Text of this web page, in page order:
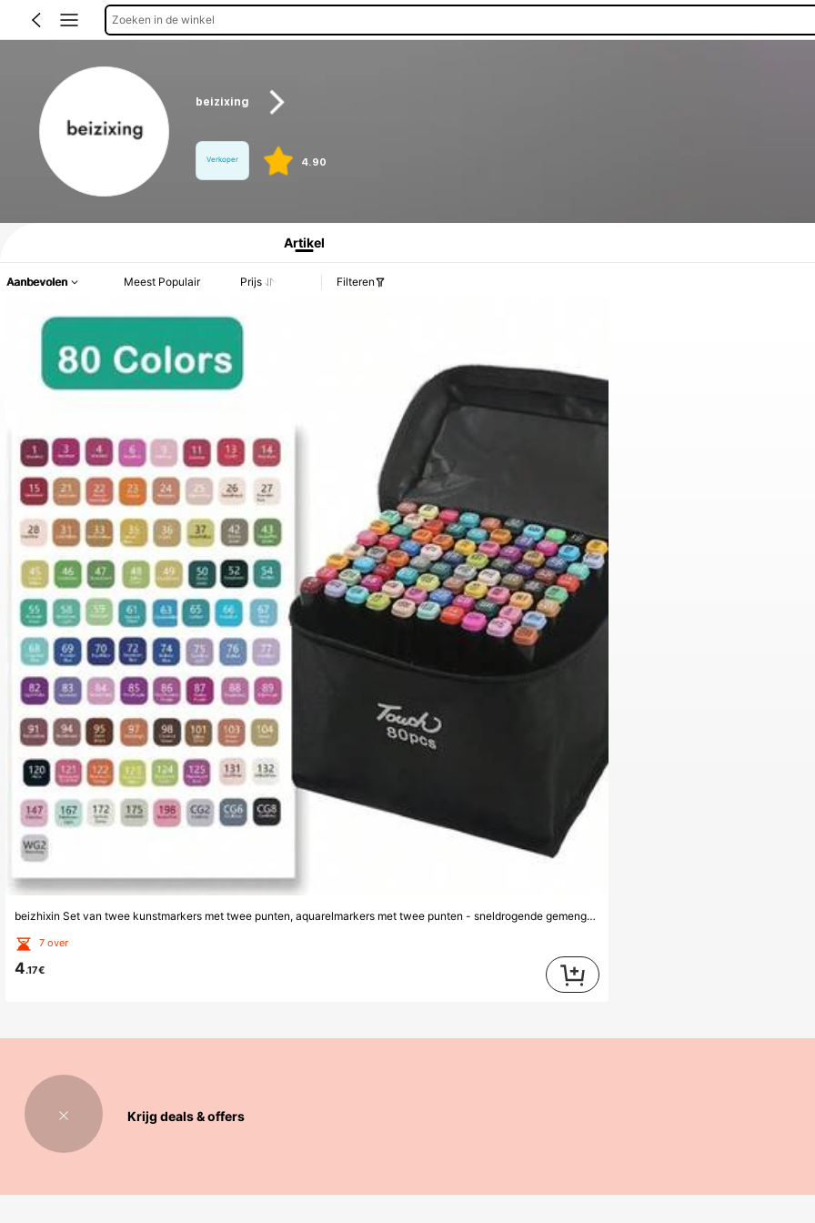
Zoeken in de winkel
beizixing
Verkoper 4.90
Productinformatie: Prijsopenbaring, Verkoop- en Voorraadgegevens.
Artikel
Aanbevolen Meest Populair Prijs Filteren
beizhixin Set van twee kunstmarkers met twee punten, aquarelmarkers met twee punten - sneldrogende gemengde kleuren, professioneel gebruik voor kunstenaars - Halloween- en paascadeau, geschikt voor schilderen, schetsen, knutselen en kunstbenodigdheden
7 over
4.17€
Krijg deals & offers